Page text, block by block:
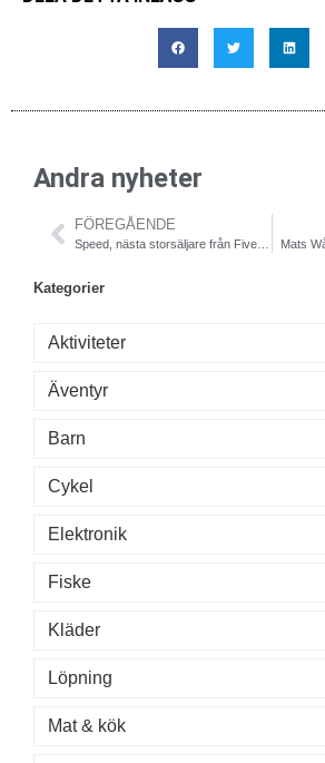
Andra nyheter
FÖREGÅENDE
Kategorier
Aktiviteter
Äventyr
Barn
Cykel
Elektronik
Fiske
Kläder
Löpning
Mat & kök